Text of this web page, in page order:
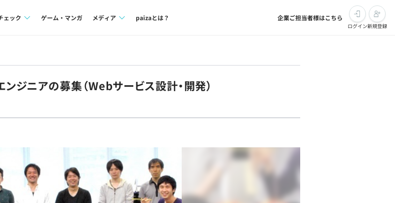
ェック
果一覧
ゲーム・マンガ メディア
note
paizaとは？ 企業ご担当者様はこちら
ログイン新規登録
ンジニアの募集（Webサービス設計・開発）